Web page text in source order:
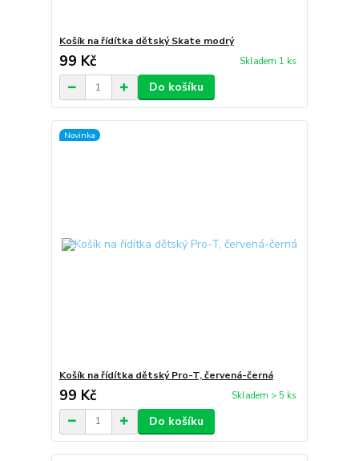
Košík na řídítka dětský Skate modrý
99 Kč Skladem 1 ks
Do košíku
Novinka
Košík na řídítka dětský Pro-T, červená-černá
99 Kč Skladem > 5 ks
Do košíku